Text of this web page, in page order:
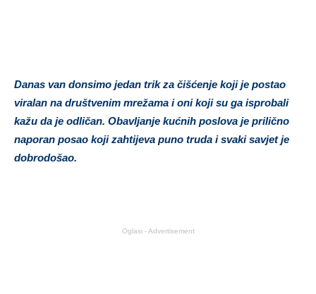
Danas van donsimo jedan trik za čišćenje koji je postao
viralan na društvenim mrežama i oni koji su ga isprobali
kažu da je odličan. Obavljanje kućnih poslova je prilično
naporan posao koji zahtijeva puno truda i svaki savjet je
dobrodošao.
Oglasi - Advertisement